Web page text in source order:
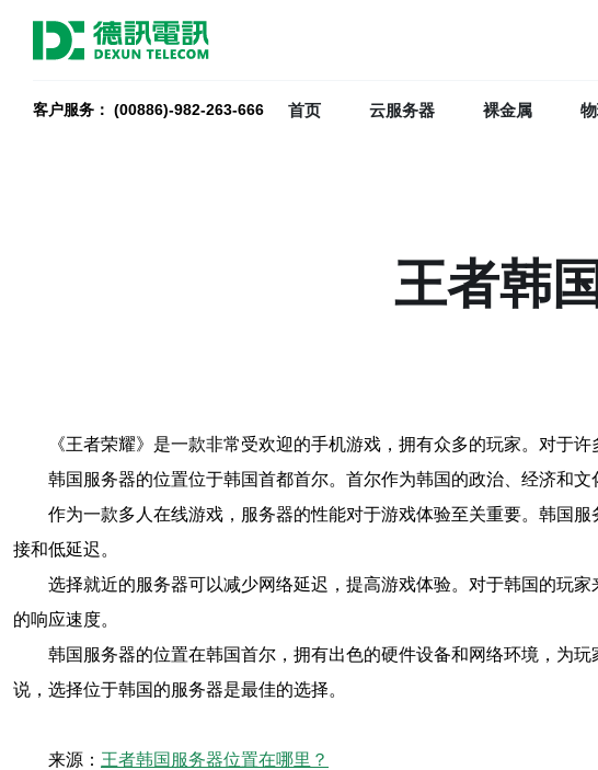
客户服务： (00886)-982-263-666 首页 云服务器 裸金属
王者韩
《王者荣耀》是一款非常受欢迎的手机游戏，拥有众多的玩家。对于
韩国服务器的位置位于韩国首都首尔。首尔作为韩国的政治、经济和
作为一款多人在线游戏，服务器的性能对于游戏体验至关重要。韩国
接和低延迟。
选择就近的服务器可以减少网络延迟，提高游戏体验。对于韩国的玩
的响应速度。
韩国服务器的位置在韩国首尔，拥有出色的硬件设备和网络环境，为
说，选择位于韩国的服务器是最佳的选择。
来源： 王者韩国服务器位置在哪里？